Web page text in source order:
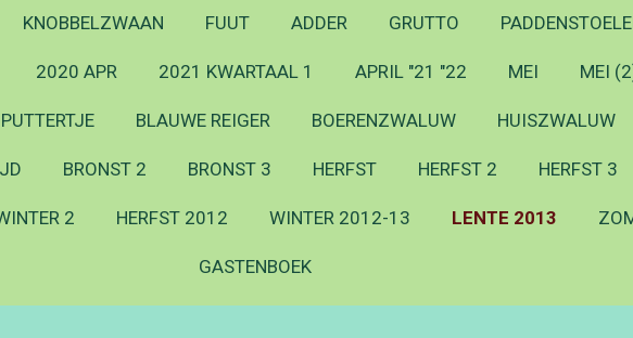
KNOBBELZWAAN FUUT ADDER GRUTTO
2020 APR 2021 KWARTAAL 1 APRIL "21 "22 MEI MEI
PUTTERTJE BLAUWE REIGER BOERENZWALUW HUISZWALUW
BRONST 2 BRONST 3 HERFST HERFST 2 HERFST 3
2 HERFST 2012 WINTER 2012-13 LENTE 2013
GASTENBOEK